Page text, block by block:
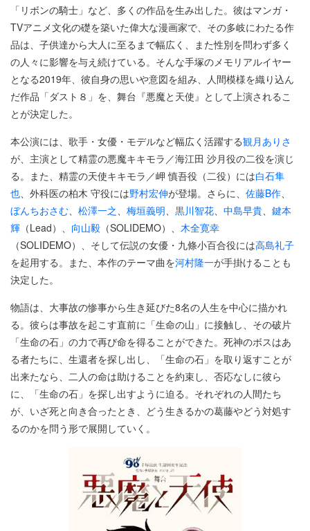
「リボンの騎士」など、多くの作品を生み出した。彼はマンガ・
TVアニメ文化の礎を築いた偉大な漫画家で、その多岐にわたる作
品は、子供達から大人に至るまで幅広く、また性別を問わず多く
の人々に影響を与え続けている。そんな手塚のメモリアルイヤー
となる2019年、彼自身の思いや意図を組み、人間模様を織り込ん
だ作品「ダスト８」を、舞台『悪魔と天使』として上演されるこ
とが決定した。
本公演には、歌手・女優・モデルなど幅広く活躍する観月ありさ
が、主演として精霊の悪魔キキモラ／海江田 沙月役の二役を演じ
る。また、精霊の天使キキモラ／岬 慎吾役（二役）には白石隼
也 、外科医の柏木 守役には野村宏伸が登場。さらに、 佐藤B作
ぼんちおさむ
松澤一之 梅垣義明 黒川智花 中島早貴
鍵本
輝 （Lead）、 向山毅 （SOLIDEMO）、 木全寛幸
（SOLIDEMO）、そして伝説の女優・九條小百合役には高島礼子
を起用する。また、本作のテーマ曲を河村隆一が手掛けることも
決定した。
物語は、大事故の惨事から生き延びた8名の人生を中心に描かれ
る。彼らは事故を起こす直前に「生命の山」に接触し、その破片
「生命の石」の力で再び命を得ることができた。死神のボスはあ
る者たちに、生還者を探し出し、「生命の石」を取り返すことが
出来たなら、二人の命は助けることを約束し、否応なしに彼ら
に、「生命の石」を探し出すように迫る。それぞれの人間たち
が、いざ死と向き合ったとき、どう生きるかの葛藤やどう対処す
るのかを問う形で展開していく。